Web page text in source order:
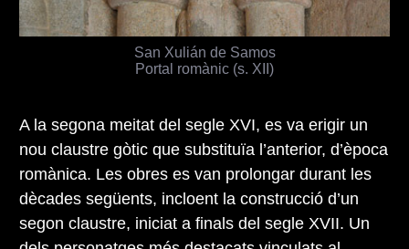
San Xulián de Samos
Portal romànic (s. XII)
A la segona meitat del segle XVI, es va erigir un
nou claustre gòtic que substituïa l’anterior, d’època
romànica. Les obres es van prolongar durant les
dècades següents, incloent la construcció d’un
segon claustre, iniciat a finals del segle XVII. Un